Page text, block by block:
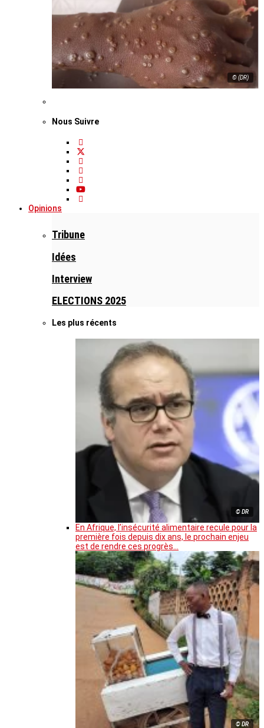
© (DR)
Nous Suivre
Opinions
Tribune
Idées
Interview
ELECTIONS 2025
Les plus récents
© DR
En Afrique, l’insécurité alimentaire recule pour la
première fois depuis dix ans, le prochain enjeu
est de rendre ces progrès…
© DR